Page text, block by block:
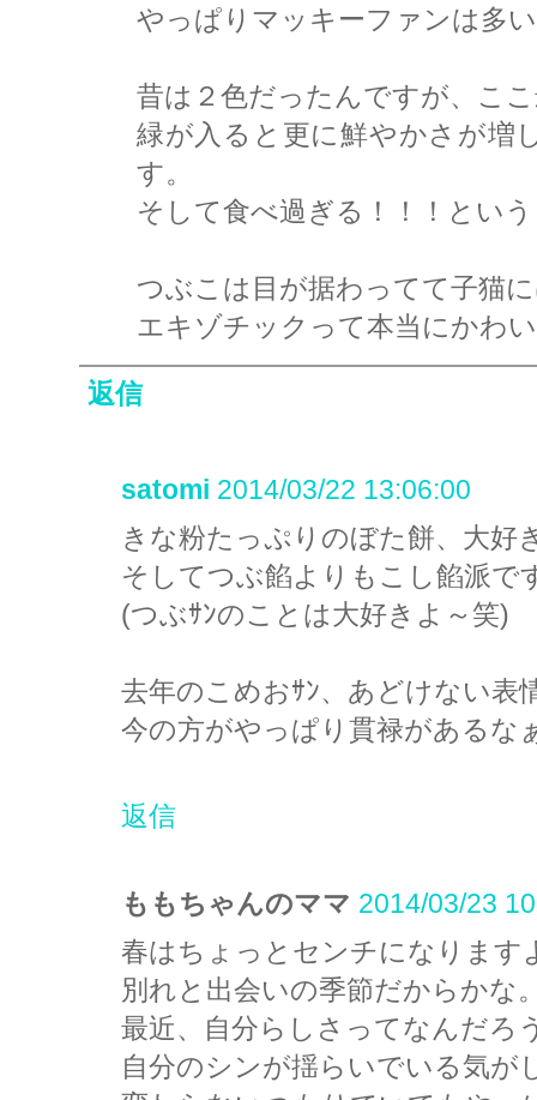
やっぱりマッキーファンは多
昔は２色だったんですが、こ
緑が入ると更に鮮やかさが増
す。
そして食べ過ぎる！！！とい
つぶこは目が据わってて子猫
エキゾチックって本当にか
返信
satomi 2014/03/22 13:06:00
きな粉たっぷりのぼた餅、大好
そしてつぶ餡よりもこし餡派で
(つぶｻﾝのことは大好きよ～笑)
去年のこめおｻﾝ、あどけない表
今の方がやっぱり貫禄があるな
返信
ももちゃんのママ 2014/03/23
春はちょっとセンチになります
別れと出会いの季節だからかな
最近、自分らしさってなんだろ
自分のシンが揺らいでいる気が